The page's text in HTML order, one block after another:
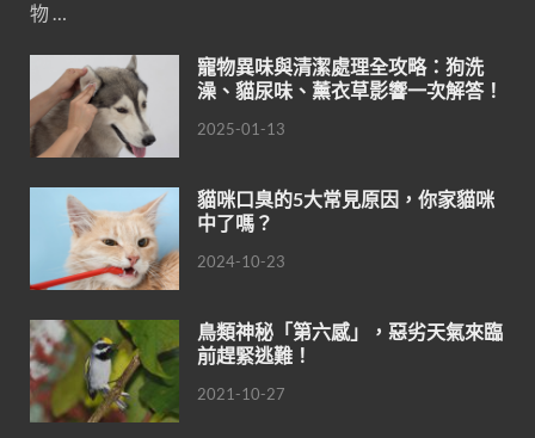
物 …
寵物異味與清潔處理全攻略：狗洗
澡、貓尿味、薰衣草影響一次解答！
2025-01-13
貓咪口臭的5大常見原因，你家貓咪
中了嗎？
2024-10-23
鳥類神秘「第六感」，惡劣天氣來臨
前趕緊逃難！
2021-10-27